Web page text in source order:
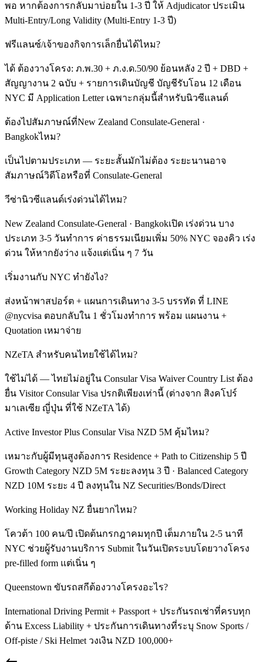
พอ หากต้องการกลับมาบ่อยใน 1-3 ปี ให้ Adjudicator ประเมิน
Multi-Entry/Long Validity (Multi-Entry 1-3 ปี)
ฟรีแลนซ์/เจ้าของกิจการเล็กยื่นได้ไหม?
ได้ ต้องวางโครง: ภ.พ.30 + ภ.ง.ด.50/90 ย้อนหลัง 2 ปี + DBD +
สัญญางาน 2 ฉบับ + รายการเดินบัญชี บัญชีรับโอน 12 เดือน
NYC มี Application Letter เฉพาะกลุ่มนี้สำหรับนิวซีแลนด์
ต้องไปสัมภาษณ์ที่New Zealand Consulate-General ·
Bangkokไหม?
เป็นไปตามประเภท — ระยะสั้นมักไม่ต้อง ระยะนานอาจ
สัมภาษณ์วิดีโอหรือที่ Consulate-General
วีซ่านิวซีแลนด์เร่งด่วนได้ไหม?
New Zealand Consulate-General · Bangkokเปิด เร่งด่วน บาง
ประเภท 3-5 วันทำการ ค่าธรรมเนียมเพิ่ม 50% NYC จองคิว เร่ง
ด่วน ให้หากยังว่าง แจ้งแต่เนิ่น ๆ 7 วัน
เริ่มงานกับ NYC ทำยังไง?
ส่งหน้าพาสปอร์ต + แผนการเดินทาง 3-5 บรรทัด ที่ LINE
@nycvisa ตอบกลับใน 1 ชั่วโมงทำการ พร้อม แผนงาน +
Quotation เหมาจ่าย
NZeTA สำหรับคนไทยใช้ได้ไหม?
ใช้ไม่ได้ — ไทยไม่อยู่ใน Consular Visa Waiver Country List ต้อง
ยื่น Visitor Consular Visa ปรกติเพียงเท่านี้ (ต่างจาก สิงคโปร์
มาเลเซีย ญี่ปุ่น ที่ใช้ NZeTA ได้)
Active Investor Plus Consular Visa NZD 5M คุ้มไหม?
เหมาะกับผู้มีทุนสูงต้องการ Residence + Path to Citizenship 5 ปี
Growth Category NZD 5M ระยะลงทุน 3 ปี · Balanced Category
NZD 10M ระยะ 4 ปี ลงทุนใน NZ Securities/Bonds/Direct
Working Holiday NZ ยื่นยากไหม?
โควต้า 100 คน/ปี เปิดต้นกรกฎาคมทุกปี เต็มภายใน 2-5 นาที
NYC ช่วยผู้รับงานบริการ Submit ในวันเปิดระบบโดยวางโครง
pre-filled form แต่เนิ่น ๆ
Queenstown ขับรถสกีต้องวางโครงอะไร?
International Driving Permit + Passport + ประกันรถเช่าที่ครบทุก
ด้าน Excess Liability + ประกันการเดินทางที่ระบุ Snow Sports /
Off-piste / Ski Helmet วงเงิน NZD 100,000+